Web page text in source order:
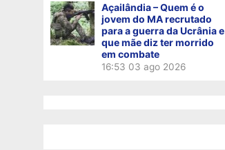
Açailândia – Quem é o
jovem do MA recrutado
para a guerra da Ucrânia e
que mãe diz ter morrido
em combate
16:53 03 ago 2026